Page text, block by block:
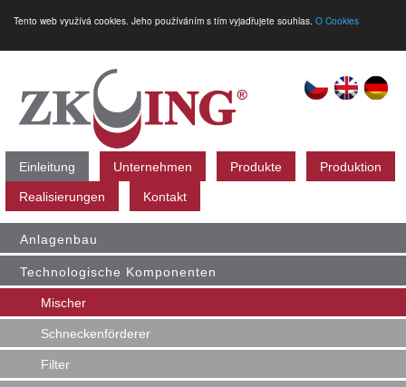
Tento web využívá cookies. Jeho používáním s tím vyjadřujete souhlas. O Cookies
Einleitung Unternehmen Produkte Produktion
Realisierungen Kontakt
Anlagenbau
Technologische Komponenten
Mischer
Schneckenförderer
Filter